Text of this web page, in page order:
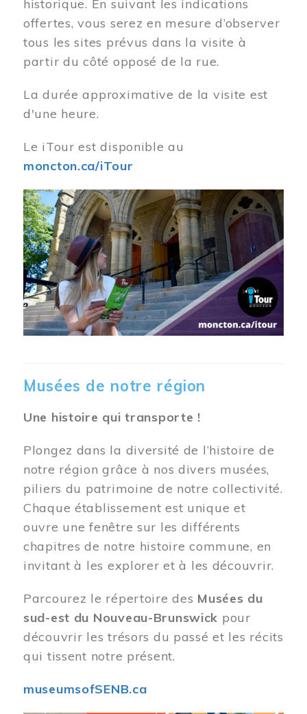
historique. En suivant les indications
offertes, vous serez en mesure d’observer
tous les sites prévus dans la visite à
partir du côté opposé de la rue.
La durée approximative de la visite est
d'une heure.
Le iTour est disponible au
moncton.ca/iTour
Musées de notre région
Une histoire qui transporte !
Plongez dans la diversité de l’histoire de
notre région grâce à nos divers musées,
piliers du patrimoine de notre collectivité.
Chaque établissement est unique et
ouvre une fenêtre sur les différents
chapitres de notre histoire commune, en
invitant à les explorer et à les découvrir.
Parcourez le répertoire des Musées du
sud-est du Nouveau-Brunswick pour
découvrir les trésors du passé et les récits
qui tissent notre présent.
museumsofSENB.ca